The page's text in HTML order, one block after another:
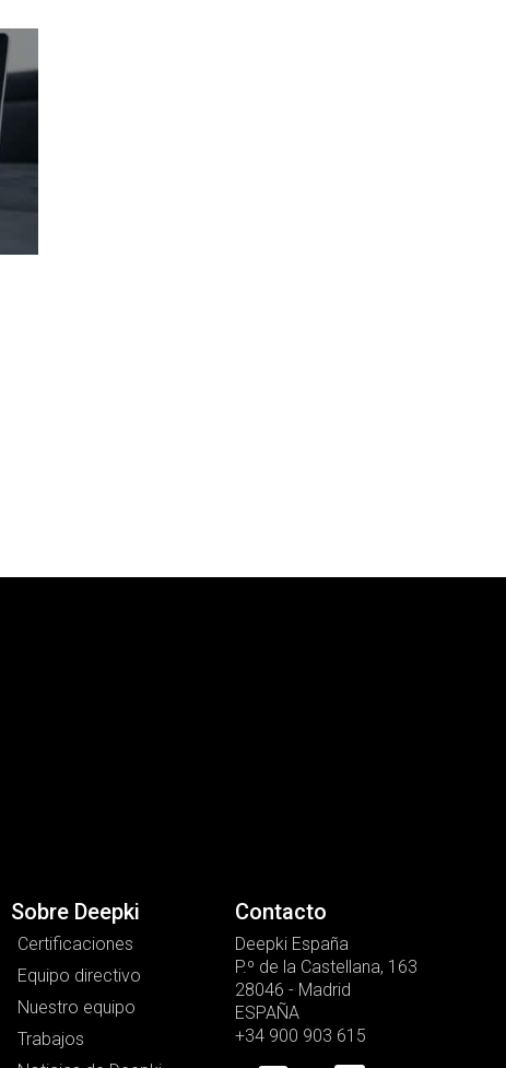
Sobre Deepki
Certificaciones
Equipo directivo
Nuestro equipo
Trabajos
Contacto
Deepki España
P.º de la Castellana, 163
28046 - Madrid
ESPAÑA
+34 900 903 615